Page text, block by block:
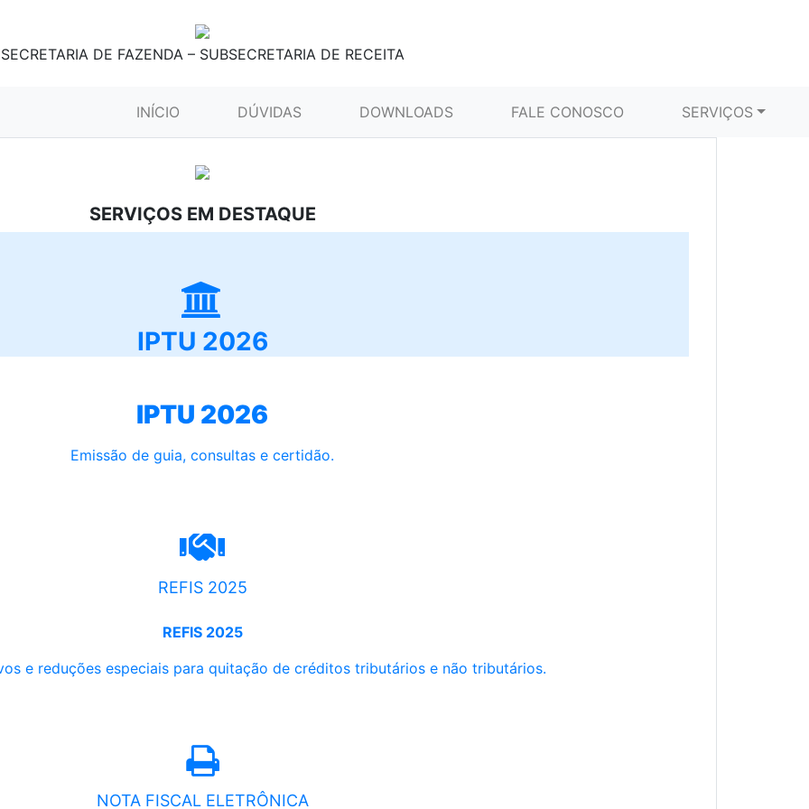
SECRETARIA DE FAZENDA – SUBSECRETARIA DE RECEITA
INÍCIO (CURRENT)DÚVIDAS DOWNLOADS FALE CONOSCO SERVIÇOS
SERVIÇOS EM DESTAQUE
IPTU 2026
IPTU 2026
Emissão de guia, consultas e certidão.
REFIS 2025
REFIS 2025
e reduções especiais para quitação de créditos tributários e não tributários.
NOTA FISCAL ELETRÔNICA